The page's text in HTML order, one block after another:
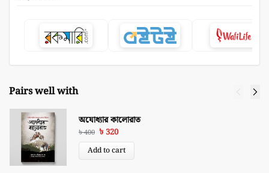
Pairs well with
অযোধ্যার কালোরাত
৳400 ৳320
Add to cart